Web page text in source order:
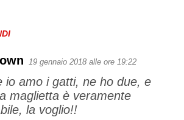
19 gennaio 2018 alle ore 19:22
io amo i gatti, ne ho due, e
maglietta è veramente
la voglio!!